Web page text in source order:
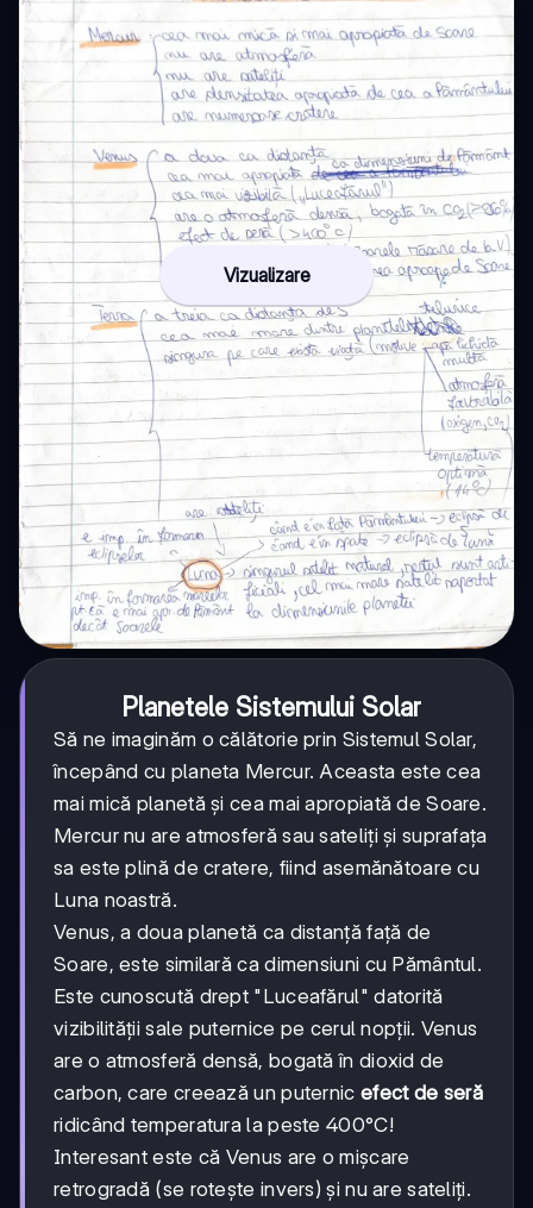
Vizualizare
Planetele Sistemului Solar
Să ne imaginăm o călătorie prin Sistemul Solar,
începând cu planeta Mercur. Aceasta este cea
mai mică planetă și cea mai apropiată de Soare.
Mercur nu are atmosferă sau sateliți și suprafața
sa este plină de cratere, fiind asemănătoare cu
Luna noastră.
Venus, a doua planetă ca distanță față de
Soare, este similară ca dimensiuni cu Pământul.
Este cunoscută drept "Luceafărul" datorită
vizibilității sale puternice pe cerul nopții. Venus
are o atmosferă densă, bogată în dioxid de
carbon, care creează un puternic efect de seră
ridicând temperatura la peste 400°C!
Interesant este că Venus are o mișcare
retrogradă (se rotește invers) și nu are sateliți.